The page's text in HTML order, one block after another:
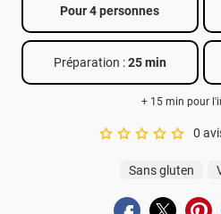
Actus
Téléchargez l'app Saveurs Recettes
Pour 4 personnes
Préparation :25 min
+ 15 min pour
A star rating of 0 out
0
Sans gluten
Partager sur
Partager